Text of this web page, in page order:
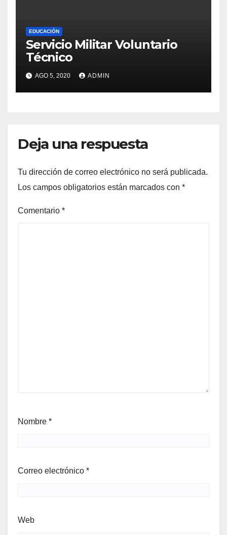
EDUCACIÓN
Servicio Militar Voluntario
Técnico
AGO 5, 2020 ADMIN
Deja una respuesta
Tu dirección de correo electrónico no será publicada.
Los campos obligatorios están marcados con *
Comentario *
Nombre *
Correo electrónico *
Web